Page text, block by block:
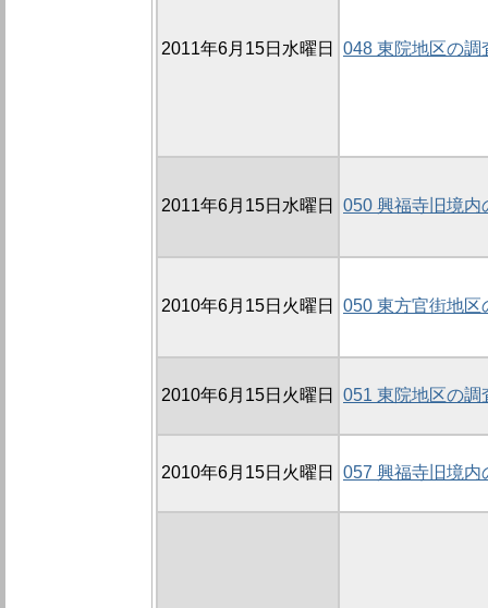
2011年6月15日水曜日 048 東院地区の調
2011年6月15日水曜日 050 興福寺旧境内
2010年6月15日火曜日 050 東方官街地区
2010年6月15日火曜日 051 東院地区の調
2010年6月15日火曜日 057 興福寺旧境内